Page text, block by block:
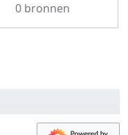
0 bronnen